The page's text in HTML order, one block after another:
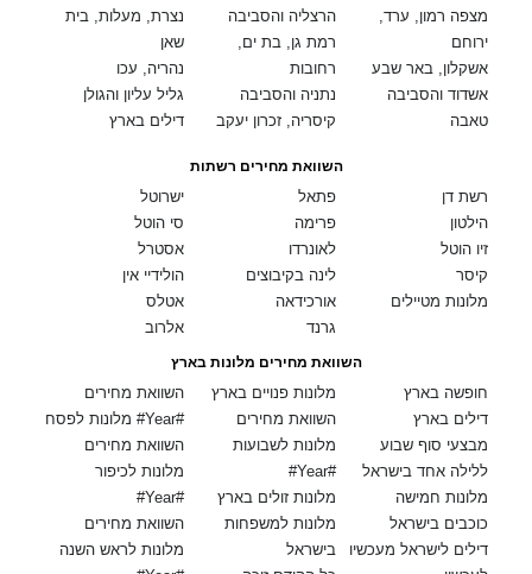
נצרת, מעלות, בית
שאן
נהריה, עכו
גליל עליון והגולן
דילים בארץ
הרצליה והסביבה
רמת גן, בת ים,
רחובות
נתניה והסביבה
קיסריה, זכרון יעקב
מצפה רמון, ערד,
ירוחם
אשקלון, באר שבע
אשדוד והסביבה
טאבה
השוואת מחירים רשתות
ישרוטל
סי הוטל
אסטרל
הולידיי אין
אטלס
אלרוב
פתאל
פרימה
לאונרדו
לינה בקיבוצים
אורכידאה
גרנד
רשת דן
הילטון
זיו הוטל
קיסר
מלונות מטיילים
השוואת מחירים מלונות בארץ
השוואת מחירים
מלונות לפסח #Year#
השוואת מחירים
מלונות לכיפור
#Year#
השוואת מחירים
מלונות לראש השנה
מלונות פנויים בארץ
השוואת מחירים
מלונות לשבועות
#Year#
מלונות זולים בארץ
מלונות למשפחות
בישראל
חופשה בארץ
דילים בארץ
מבצעי סוף שבוע
ללילה אחד בישראל
מלונות חמישה
כוכבים בישראל
דילים לישראל מעכשיו